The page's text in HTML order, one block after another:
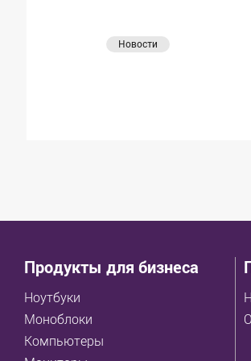
Новости
Продукты для бизнеса
Ноутбуки
Моноблоки
Компьютеры